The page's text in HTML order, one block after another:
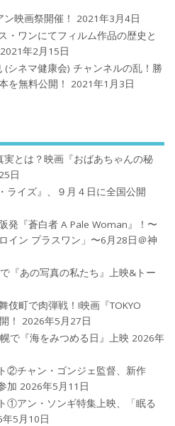
映画祭開催！
2021年3月4日
・ワンにてフィルム作品の歴史と
2021年2月15日
シネマ健康会) チャンネルの乱！勝
を無料公開！
2021年1月3日
とは？映画『おばあちゃんの秘
日
ライズ』、９月４日に全国公開
発『蒼白者 A Pale Woman』！〜
イン プラスワン」〜6月28日＠神
『あの写真の私たち』上映&トー
伎町で肉弾戦！!映画『TOKYO
！
2026年5月27日
で『海をみつめる日』上映 2026年
②チャン・ゴンジェ監督、新作
加 2026年5月11日
①アン・ソンギ特集上映、「眠る
年5月10日